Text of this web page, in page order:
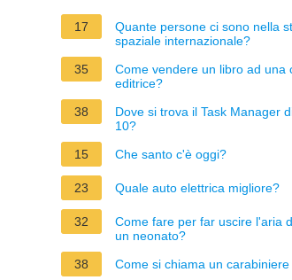
17
Quante persone ci sono nella
spaziale internazionale?
35
Come vendere un libro ad una
editrice?
38
Dove si trova il Task Manager
10?
15
Che santo c'è oggi?
23 Quale auto elettrica migliore?
32
Come fare per far uscire l'aria
un neonato?
38
Come si chiama un